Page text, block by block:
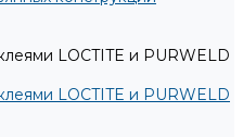
LOCTITE и PURWELD
LOCTITE и PURWELD